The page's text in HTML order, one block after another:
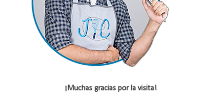
¡Muchas gracias por la visita!